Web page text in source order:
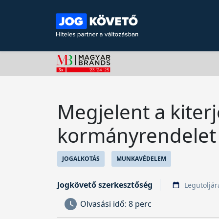
Megjelent a
kormányrendelet
JOGALKOTÁS MUNKAVÉDELEM
Jogkövető szerkesztőség
Olvasási idő: 8 perc